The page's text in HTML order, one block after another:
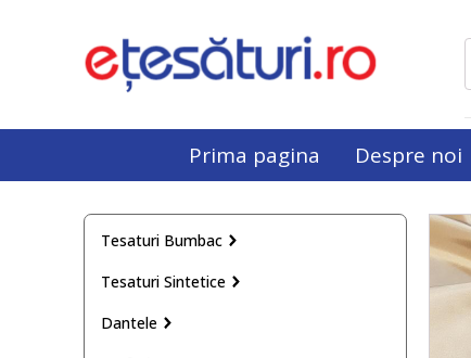
Prima pagina Despre noi
Tesaturi Bumbac
Tesaturi Sintetice
Dantele